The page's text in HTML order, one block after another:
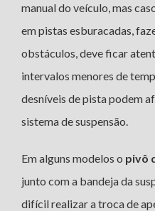
manual do veículo, mas
em pistas esburacadas,
obstáculos, deve ficar
intervalos menores de
desníveis de pista podem
sistema de suspensão.
Em alguns modelos o pivô
junto com a bandeja da
difícil realizar a troca de